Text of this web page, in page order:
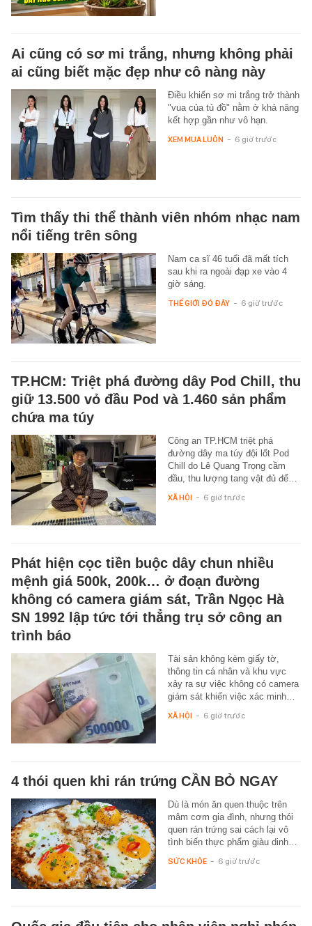
Ai cũng có sơ mi trắng, nhưng không phải
ai cũng biết mặc đẹp như cô nàng này
Điều khiến sơ mi trắng trở thành
"vua của tủ đồ" nằm ở khả năng
kết hợp gần như vô hạn.
XEM MUA LUÔN - 6 giờ trước
Tìm thấy thi thể thành viên nhóm nhạc nam
nổi tiếng trên sông
Nam ca sĩ 46 tuổi đã mất tích
sau khi ra ngoài đạp xe vào 4
giờ sáng.
THẾ GIỚI ĐÓ ĐÂY - 6 giờ trước
TP.HCM: Triệt phá đường dây Pod Chill, thu
giữ 13.500 vỏ đầu Pod và 1.460 sản phẩm
chứa ma túy
Công an TP.HCM triệt phá
đường dây ma túy đội lốt Pod
Chill do Lê Quang Trọng cầm
đầu, thu lượng tang vật đủ để…
XÃ HỘI - 6 giờ trước
Phát hiện cọc tiền buộc dây chun nhiều
mệnh giá 500k, 200k… ở đoạn đường
không có camera giám sát, Trần Ngọc Hà
SN 1992 lập tức tới thẳng trụ sở công an
trình báo
Tài sản không kèm giấy tờ,
thông tin cá nhân và khu vực
xảy ra sự việc không có camera
giám sát khiến việc xác minh…
XÃ HỘI - 6 giờ trước
4 thói quen khi rán trứng CẦN BỎ NGAY
Dù là món ăn quen thuộc trên
mâm cơm gia đình, nhưng thói
quen rán trứng sai cách lại vô
tình biến thực phẩm giàu dinh…
SỨC KHỎE - 6 giờ trước